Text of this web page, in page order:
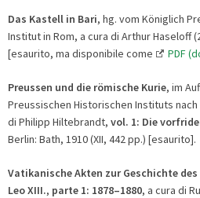
Das Kastell in Bari, hg. vom Königlich
Institut in Rom, a cura di Arthur Haseloff
[esaurito, ma disponibile come
PDF
Preussen und die römische Kurie, im
Preussischen Historischen Instituts
di Philipp Hiltebrandt, vol. 1: Die
Berlin: Bath, 1910 (XII, 442 pp.) [esaurito].
Vatikanische Akten zur Geschichte
Leo XIII., parte 1: 1878–1880, a cura di